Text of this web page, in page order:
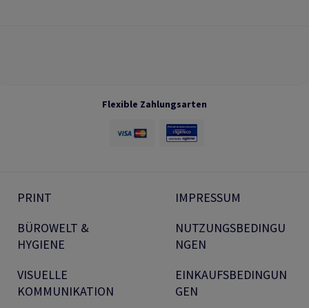
Flexible Zahlungsarten
PRINT
BÜROWELT &
HYGIENE
VISUELLE
KOMMUNIKATION
IMPRESSUM
NUTZUNGSBEDINGU
NGEN
EINKAUFSBEDINGUN
GEN